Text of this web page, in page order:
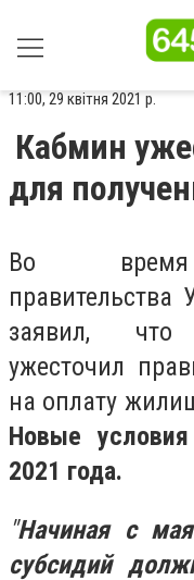
11:00, 29 квітня 2021 р.
Кабмин
для
Во время
заявил, что
ужесточил
на оплату
Новые
2021 года.
"Начиная с мая
субсидий